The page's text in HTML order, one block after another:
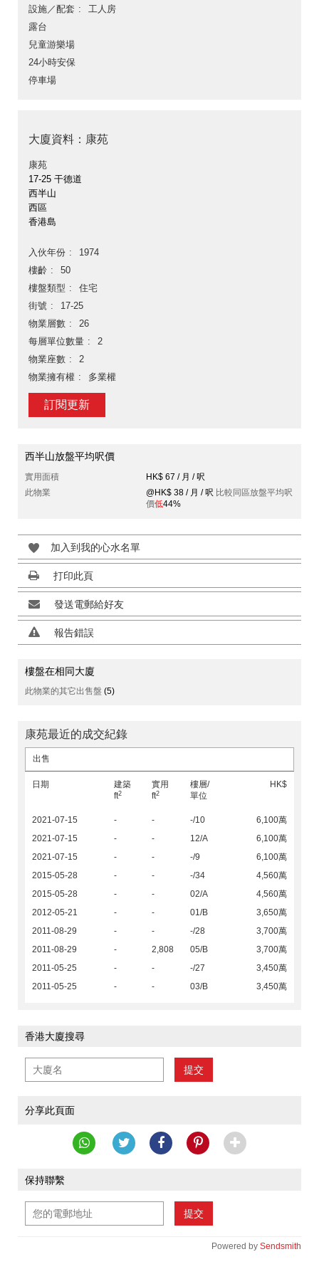
設施／配套
工人房
露台
兒童游樂場
24小時安保
停車場
大廈資料：康苑
康苑
17-25 干德道
西半山
西區
香港島
入伙年份
1974
樓齡
50
樓盤類型
住宅
街號
17-25
物業層數
26
每層單位數量
2
物業座數
2
物業擁有權
多業權
訂閱更新
西半山放盤平均呎價
實用面積
HK$ 67 / 月 / 呎
此物業
@HK$ 38 / 月 / 呎 比較同區放盤平均呎
價低44%
加入到我的心水名單
打印此頁
發送電郵給好友
報告錯誤
樓盤在相同大廈
此物業的其它出售盤 (5)
康苑最近的成交紀錄
出售
日期
建築
ft2
實用
ft2
樓層/
單位
HK$
2021-07-15 - - -/10
6,100萬
2021-07-15
- - 12/A
6,100萬
2021-07-15
- - -/9
6,100萬
2015-05-28
- - -/34
4,560萬
2015-05-28
- - 02/A
4,560萬
2012-05-21
- - 01/B
3,650萬
2011-08-29
- - -/28
3,700萬
2011-08-29
- 2,808 05/B
3,700萬
2011-05-25
- - -/27
3,450萬
2011-05-25
- - 03/B 3,450萬
香港大廈搜尋
提交
分享此頁面
保持聯繫
提交
Powered by Sendsmith